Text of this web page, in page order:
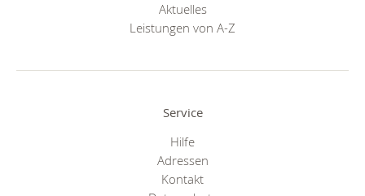
Aktuelles
Leistungen von A-Z
Service
Hilfe
Adressen
Kontakt